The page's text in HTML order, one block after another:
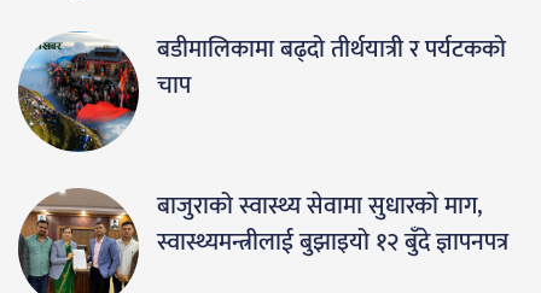
बडीमालिकामा बढ्दो तीर्थयात्री र पर्यटकको
चाप
बाजुराको स्वास्थ्य सेवामा सुधारको माग,
स्वास्थ्यमन्त्रीलाई बुझाइयो १२ बुँदे ज्ञापनपत्र